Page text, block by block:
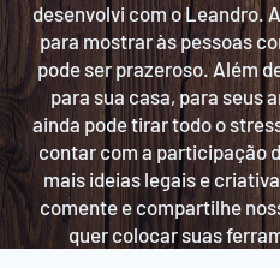
desenvolvi com o Leandro.
para mostrar às pessoas
pode ser prazeroso. Além
para sua casa, para seus
ainda pode tirar todo o
contar com a participação
mais ideias legais e
comente e compartilhe
quer colocar suas